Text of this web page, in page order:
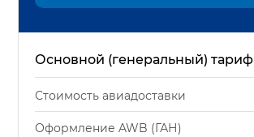
Основной (генеральный) тариф
Стоимость авиадоставки
Оформление AWB (ГАН)